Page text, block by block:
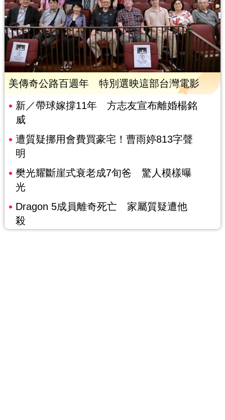
美傳奇公路百週年 特別選映這部台灣電影
新／帶球嫁撐11年 方志友宣布離婚楊銘
威
遭質疑挪用會費買豪宅！曹雨婷813字聲
明
樊光耀斷崖式衰老成7旬爸 驚人模樣曝
光
Dragon 5成員離奇死亡 家屬質疑遭他
殺